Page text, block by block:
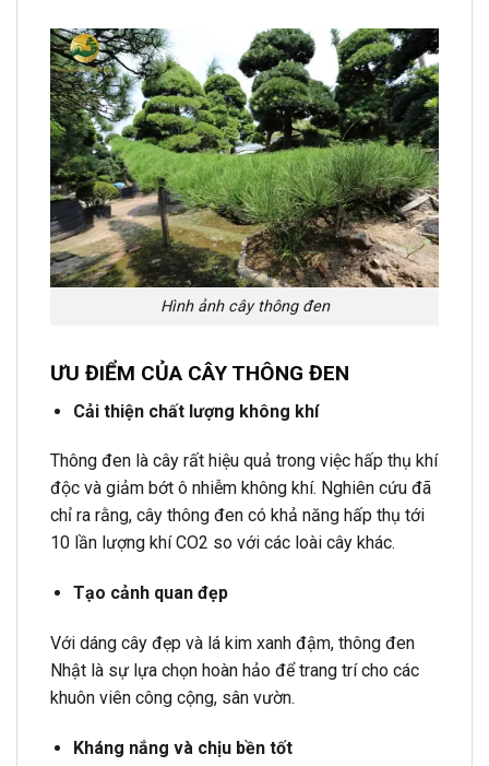
Hình ảnh cây thông đen
ƯU ĐIỂM CỦA CÂY THÔNG ĐEN
Cải thiện chất lượng không khí
Thông đen là cây rất hiệu quả trong việc hấp thụ khí
độc và giảm bớt ô nhiễm không khí. Nghiên cứu đã
chỉ ra rằng, cây thông đen có khả năng hấp thụ tới
10 lần lượng khí CO2 so với các loài cây khác.
Tạo cảnh quan đẹp
Với dáng cây đẹp và lá kim xanh đậm, thông đen
Nhật là sự lựa chọn hoàn hảo để trang trí cho các
khuôn viên công cộng, sân vườn.
Kháng nắng và chịu bền tốt